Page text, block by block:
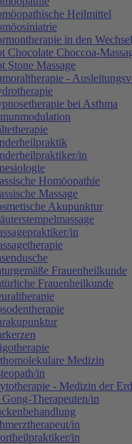
Heilmittel
in den
Chocolate Choccoa-
Stone Massage
-
bei Asthma
in
Homöopathie
Massage
Akupunktur
in
Frauenheilkunde
Frauenheilkunde
Medizin
in
- Medizin der
Therapeuten/in
in
in